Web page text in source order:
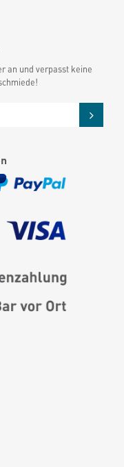
an und verpasst keine